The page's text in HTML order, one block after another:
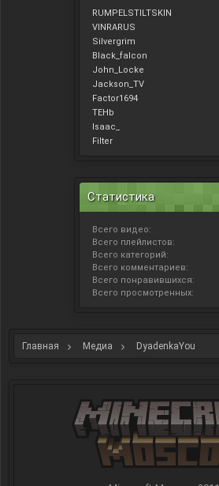
RUMPELSTILTSKIN
VINRARUS
Silvergrim
Black_falcon
John_Locke
Jackson_TV
Factor1694
TEHb
Isaac_
Filter
Статистика
Всего видео:
Всего плейлистов:
Всего категорий:
Всего комментариев:
Всего понравившихся:
Всего просмотренных:
Главная Медиа DyadenkaYou